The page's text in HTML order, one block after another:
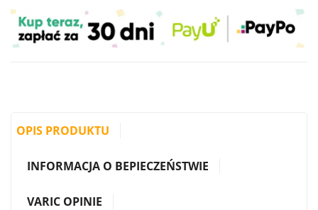
OPIS PRODUKTU
INFORMACJA O BEPIECZEŃSTWIE
VARIC OPINIE